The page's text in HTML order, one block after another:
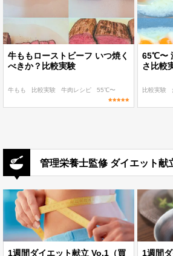
牛ももローストビーフ いつ焼く
べきか？比較実験
牛もも 比較実験 牛肉レシピ 55℃〜
65℃〜
さ比較
比較実験
管理栄養士監修 ダイエット献
1週間ダイエット献立 Vo.1（買 1週間